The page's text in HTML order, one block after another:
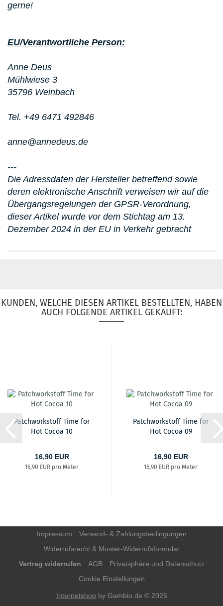
gerne!
EU/Verantwortliche Person:
Anne Deus
Mühlwiese 3
35796 Weinbach
Tel. +49 6471 492846
anne@annedeus.de
---
Die Adressdaten der Hersteller betreffend sowie
deren elektronische Anschrift verweisen wir auf die
Übergangsregelungen der GPSR-Verordnung,
dieser Artikel wurde vor dem Stichtag am 13.
Dezember 2024 in der EU in Verkehr gebracht
KUNDEN, WELCHE DIESEN ARTIKEL BESTELLTEN, HABEN
AUCH FOLGENDE ARTIKEL GEKAUFT:
Patchworkstoff Time for
Hot Cocoa 10
16,90 EUR
16,90 EUR pro Meter
Patchworkstoff Time for
Hot Cocoa 09
16,90 EUR
16,90 EUR pro Meter
Impressum
Versand- & Zahlungsbedingungen
Widerrufsrecht & Muster-Widerrufsformular
Vertrag widerrufen
AGB
Privatsphäre und Datenschutz
Cookie Einstellungen
Internetshop by Gambio.de © 2026